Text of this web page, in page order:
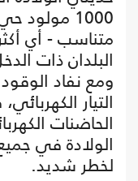
1000
متناسب - أي
البلدان ذات
ومع نفاد
الحاضنات
الولادة في
لخطر شديد.